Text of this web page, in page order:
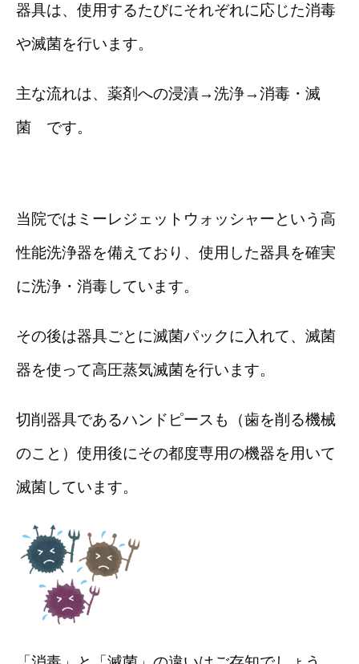
器具は、使用するたびにそれぞれに応じた消毒
や滅菌を行います。
主な流れは、薬剤への浸漬→洗浄→消毒・滅
菌 です。
当院ではミーレジェットウォッシャーという高
性能洗浄器を備えており、使用した器具を確実
に洗浄・消毒しています。
その後は器具ごとに滅菌パックに入れて、滅菌
器を使って高圧蒸気滅菌を行います。
切削器具であるハンドピースも（歯を削る機械
のこと）使用後にその都度専用の機器を用いて
滅菌しています。